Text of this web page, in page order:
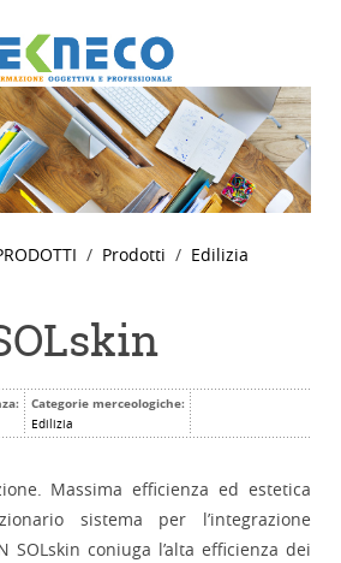
Prodotti
Edilizia
Categorie merceologiche:
Edilizia
Massima efficienza ed estetica
sistema per l’integrazione
SOLskin coniuga l’alta efficienza dei